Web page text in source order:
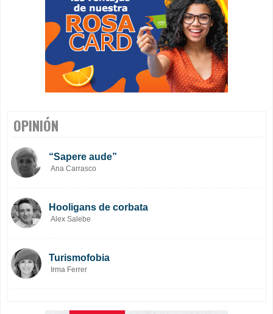
OPINIÓN
“Sapere aude”
Ana Carrasco
Hooligans de corbata
Alex Salebe
Turismofobia
Irma Ferrer